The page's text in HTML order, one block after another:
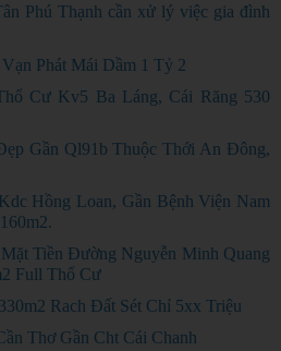
Phú Thạnh cần xử lý việc gia đình
Phát Mái Dầm 1 Tỷ 2
Cư Kv5 Ba Láng, Cái Răng 530
Gần Ql91b Thuộc Thới An Đông,
Hồng Loan, Gần Bệnh Viện Nam
Tiền Đường Nguyễn Minh Quang
Full Thổ Cư
Rach Đất Sét Chỉ 5xx Triệu
Thơ Gần Cht Cái Chanh